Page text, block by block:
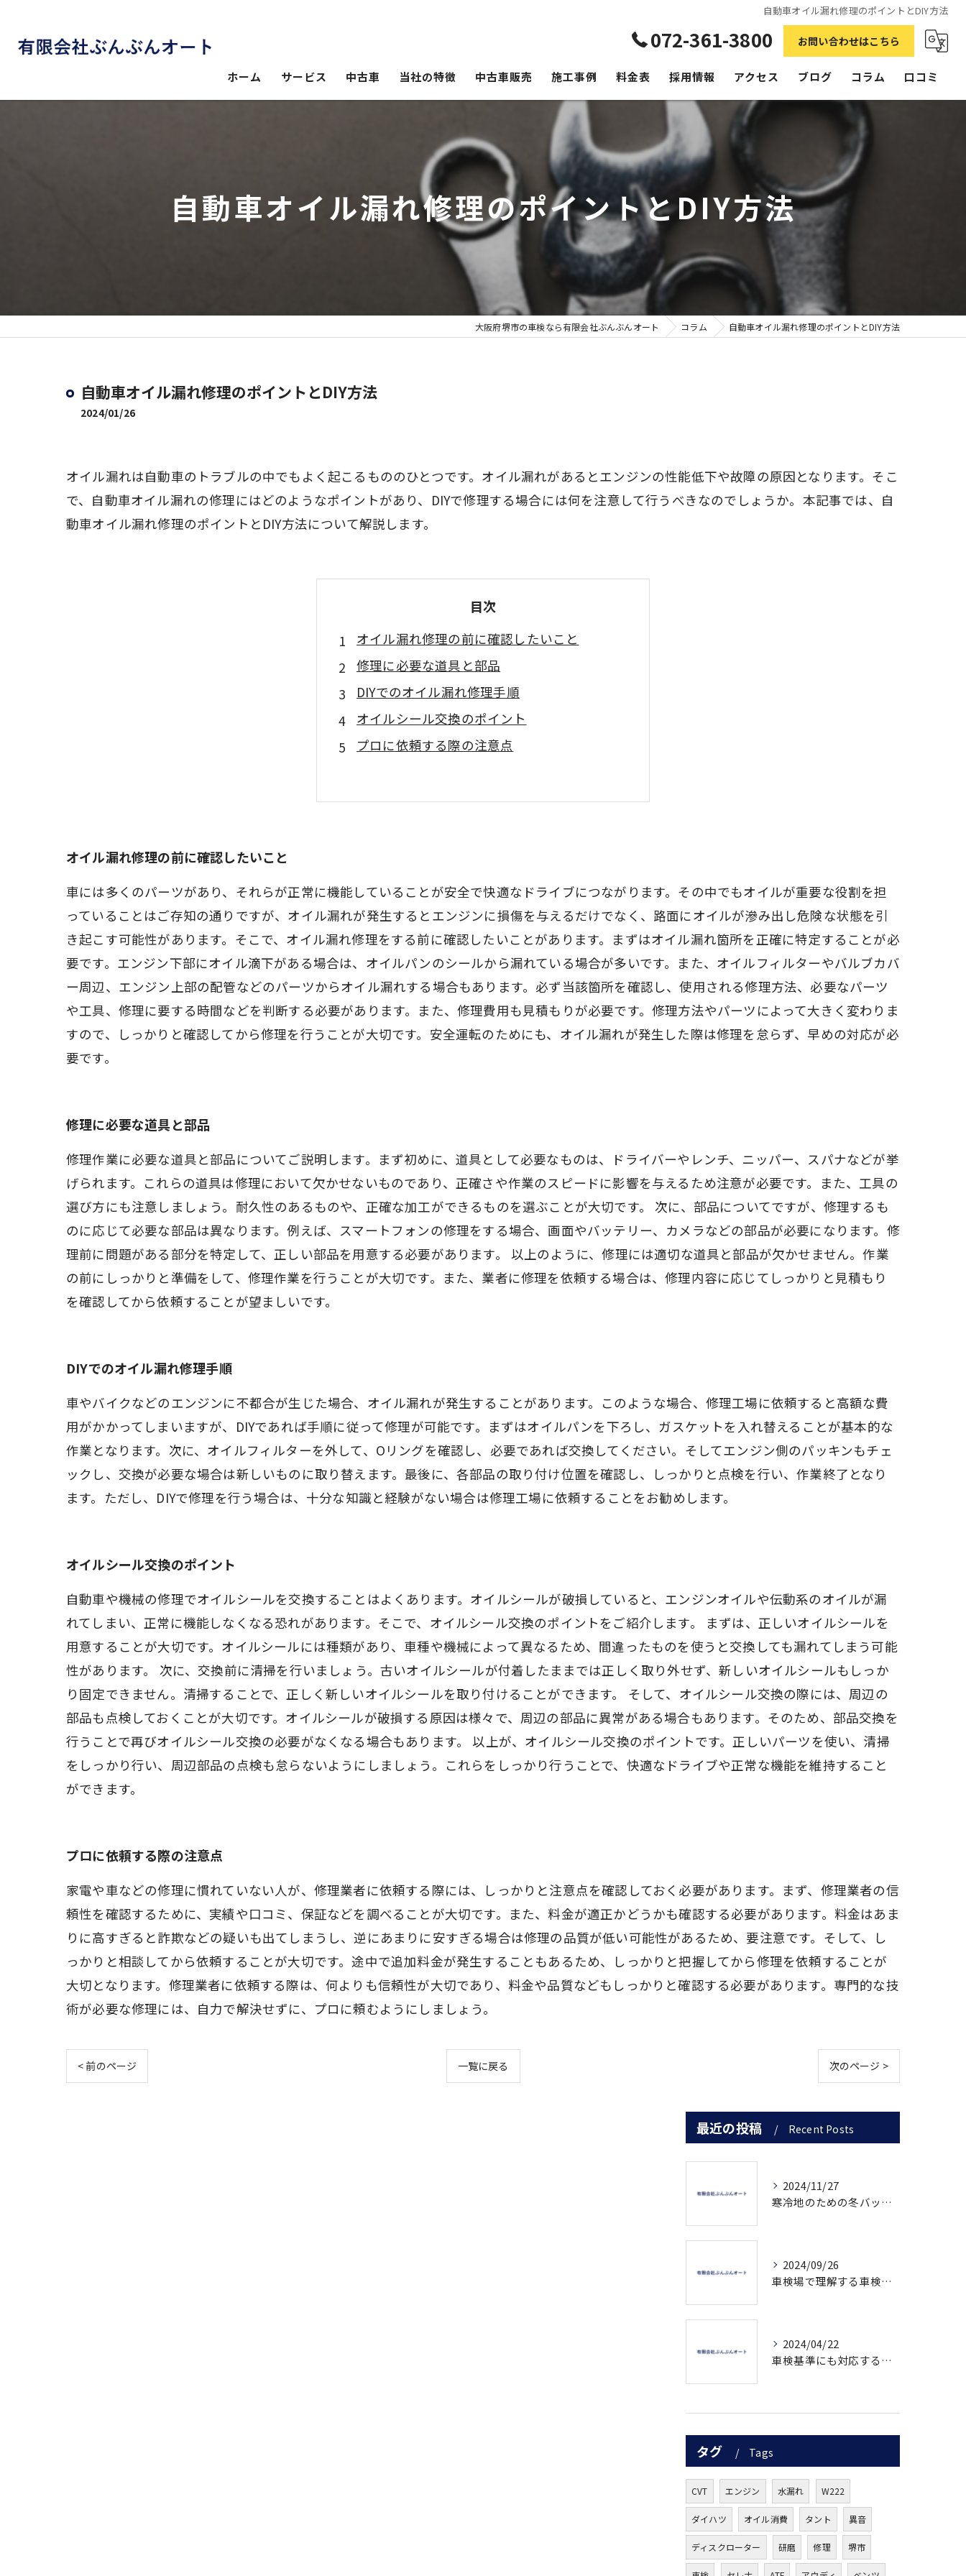
自動車オイル漏れ修理のポイントとDIY方法
072-361-3800 お問い合わせはこちら
ホーム サービス 中古車 当社の特徴
板金塗装
持ち込み
中古車販売 施工事例 料金表 採用情報 アクセス ブログ コラム 口コミ
自動車オイル漏れ修理のポイントとDIY方法
大阪府堺市の車検なら有限会社ぶんぶんオート コラム 自動車オイル漏れ修理のポイントとDIY方法
自動車オイル漏れ修理のポイントとDIY方法
2024/01/26
オイル漏れは自動車のトラブルの中でもよく起こるもののひとつです。オイル漏れがあるとエンジンの性能低下や故障の原因となります。そこ
で、自動車オイル漏れの修理にはどのようなポイントがあり、DIYで修理する場合には何を注意して行うべきなのでしょうか。本記事では、自
動車オイル漏れ修理のポイントとDIY方法について解説します。
目次
オイル漏れ修理の前に確認したいこと
修理に必要な道具と部品
DIYでのオイル漏れ修理手順
オイルシール交換のポイント
プロに依頼する際の注意点
オイル漏れ修理の前に確認したいこと
車には多くのパーツがあり、それらが正常に機能していることが安全で快適なドライブにつながります。その中でもオイルが重要な役割を担
っていることはご存知の通りですが、オイル漏れが発生するとエンジンに損傷を与えるだけでなく、路面にオイルが滲み出し危険な状態を引
き起こす可能性があります。そこで、オイル漏れ修理をする前に確認したいことがあります。まずはオイル漏れ箇所を正確に特定することが必
要です。エンジン下部にオイル滴下がある場合は、オイルパンのシールから漏れている場合が多いです。また、オイルフィルターやバルブカバ
ー周辺、エンジン上部の配管などのパーツからオイル漏れする場合もあります。必ず当該箇所を確認し、使用される修理方法、必要なパーツ
や工具、修理に要する時間などを判断する必要があります。また、修理費用も見積もりが必要です。修理方法やパーツによって大きく変わりま
すので、しっかりと確認してから修理を行うことが大切です。安全運転のためにも、オイル漏れが発生した際は修理を怠らず、早めの対応が必
要です。
修理に必要な道具と部品
修理作業に必要な道具と部品についてご説明します。まず初めに、道具として必要なものは、ドライバーやレンチ、ニッパー、スパナなどが挙
げられます。これらの道具は修理において欠かせないものであり、正確さや作業のスピードに影響を与えるため注意が必要です。また、工具の
選び方にも注意しましょう。耐久性のあるものや、正確な加工ができるものを選ぶことが大切です。 次に、部品についてですが、修理するも
のに応じて必要な部品は異なります。例えば、スマートフォンの修理をする場合、画面やバッテリー、カメラなどの部品が必要になります。修
理前に問題がある部分を特定して、正しい部品を用意する必要があります。 以上のように、修理には適切な道具と部品が欠かせません。作業
の前にしっかりと準備をして、修理作業を行うことが大切です。また、業者に修理を依頼する場合は、修理内容に応じてしっかりと見積もり
を確認してから依頼することが望ましいです。
DIYでのオイル漏れ修理手順
車やバイクなどのエンジンに不都合が生じた場合、オイル漏れが発生することがあります。このような場合、修理工場に依頼すると高額な費
用がかかってしまいますが、DIYであれば手順に従って修理が可能です。まずはオイルパンを下ろし、ガスケットを入れ替えることが基本的な
作業となります。次に、オイルフィルターを外して、Oリングを確認し、必要であれば交換してください。そしてエンジン側のパッキンもチェ
ックし、交換が必要な場合は新しいものに取り替えます。最後に、各部品の取り付け位置を確認し、しっかりと点検を行い、作業終了となり
ます。ただし、DIYで修理を行う場合は、十分な知識と経験がない場合は修理工場に依頼することをお勧めします。
オイルシール交換のポイント
自動車や機械の修理でオイルシールを交換することはよくあります。オイルシールが破損していると、エンジンオイルや伝動系のオイルが漏
れてしまい、正常に機能しなくなる恐れがあります。そこで、オイルシール交換のポイントをご紹介します。 まずは、正しいオイルシールを
用意することが大切です。オイルシールには種類があり、車種や機械によって異なるため、間違ったものを使うと交換しても漏れてしまう可能
性があります。 次に、交換前に清掃を行いましょう。古いオイルシールが付着したままでは正しく取り外せず、新しいオイルシールもしっか
り固定できません。清掃することで、正しく新しいオイルシールを取り付けることができます。 そして、オイルシール交換の際には、周辺の
部品も点検しておくことが大切です。オイルシールが破損する原因は様々で、周辺の部品に異常がある場合もあります。そのため、部品交換を
行うことで再びオイルシール交換の必要がなくなる場合もあります。 以上が、オイルシール交換のポイントです。正しいパーツを使い、清掃
をしっかり行い、周辺部品の点検も怠らないようにしましょう。これらをしっかり行うことで、快適なドライブや正常な機能を維持すること
ができます。
プロに依頼する際の注意点
家電や車などの修理に慣れていない人が、修理業者に依頼する際には、しっかりと注意点を確認しておく必要があります。まず、修理業者の信
頼性を確認するために、実績や口コミ、保証などを調べることが大切です。また、料金が適正かどうかも確認する必要があります。料金はあま
りに高すぎると詐欺などの疑いも出てしまうし、逆にあまりに安すぎる場合は修理の品質が低い可能性があるため、要注意です。そして、し
っかりと相談してから依頼することが大切です。途中で追加料金が発生することもあるため、しっかりと把握してから修理を依頼することが
大切となります。修理業者に依頼する際は、何よりも信頼性が大切であり、料金や品質などもしっかりと確認する必要があります。専門的な技
術が必要な修理には、自力で解決せずに、プロに頼むようにしましょう。
< 前のページ 一覧に戻る 次のページ >
最近の投稿 Recent Posts
2024/11/27
寒冷地のための冬バッテリー対策
2024/09/26
車検場で理解する車検の流れ
2024/04/22
車検基準にも対応する次世代のOBD車検について知ろう
タグ Tags
CVT エンジン 水漏れ W222
ダイハツ オイル消費 タント 異音
ディスクローター 研磨 修理 堺市